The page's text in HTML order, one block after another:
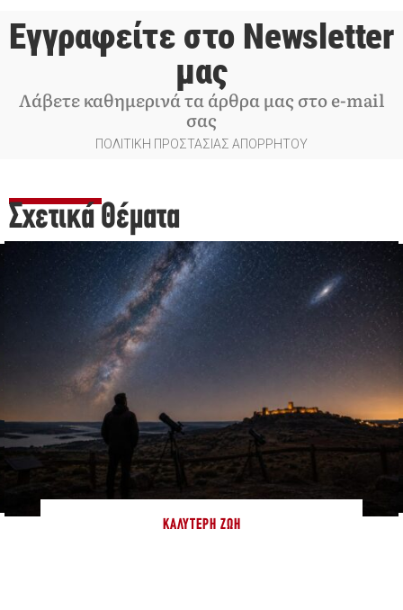
Εγγραφείτε στο Newsletter
μας
Λάβετε καθημερινά τα άρθρα μας στο e-mail
σας
ΠΟΛΙΤΙΚΗ ΠΡΟΣΤΑΣΙΑΣ ΑΠΟΡΡΗΤΟΥ
Σχετικά Θέματα
ΚΑΛΎΤΕΡΗ ΖΩΉ